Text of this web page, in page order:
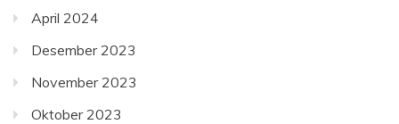
April 2024
Desember 2023
November 2023
Oktober 2023